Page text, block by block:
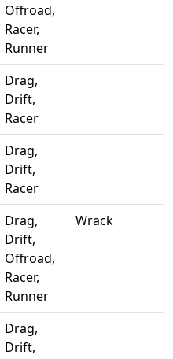
Offroad,
Racer,
Runner
Drag,
Drift,
Racer
Drag,
Drift,
Racer
Drag,
Drift,
Offroad,
Racer,
Runner
Wrack
Drag,
Drift,